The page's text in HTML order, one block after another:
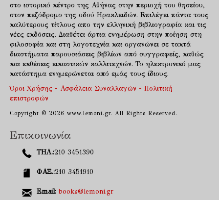
στο ιστορικό κέντρο της Αθήνας στην περιοχή του θησείου,
στον πεζόδρομο της οδού Ηρακλειδών. Επιλέγει πάντα τους
καλύτερους τίτλους απο την ελληνική βιβλιογραφία και τις
νέες εκδόσεις. Διαθέτει άρτια ενημέρωση στην ποίηση στη
φιλοσοφία και στη λογοτεχνία και οργανώνει σε τακτά
διαστήματα παρουσιάσεις βιβλίων από συγγραφείς, καθώς
και εκθέσεις εικαστικών καλλιτεχνών. Το ηλεκτρονικό μας
κατάστημα ενημερώνεται από εμάς τους ίδιους.
Όροι Χρήσης - Ασφάλεια Συναλλαγών - Πολιτική
επιστροφών
Copyright © 2026 www.lemoni.gr. All Rights Reserved.
Επικοινωνία
ΤΗΛ.:210 3451390
ΦΑΞ.:210 3451910
Email: books@lemoni.gr